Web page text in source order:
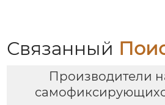
Связанный
Производители